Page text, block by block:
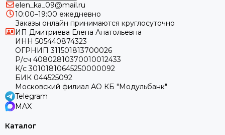
elen_ka_09@mail.ru
10:00–19:00 ежедневно
Заказы онлайн принимаются круглосуточно
ИП Дмитриева Елена Анатольевна
ИНН 505440874323
ОГРНИП 311501813700026
Р/сч 40802810370010012433
К/с 30101810645250000092
БИК 044525092
Московский филиал АО КБ "Модульбанк"
Telegram
MAX
Каталог